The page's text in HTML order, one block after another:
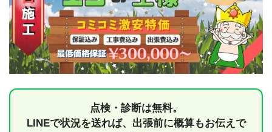
点検・診断は無料。
LINEで状況を送れば、出張前に概算もお伝えで